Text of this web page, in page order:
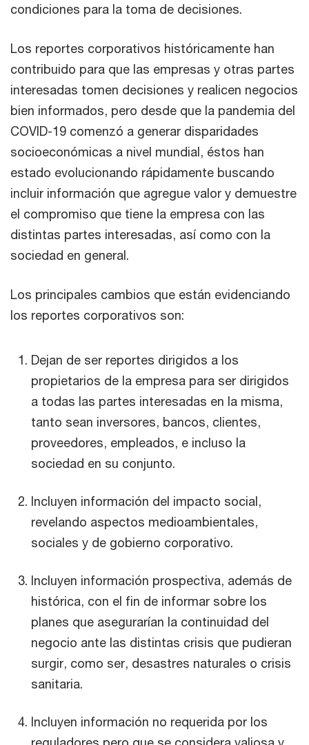
condiciones para la toma de decisiones.
Los reportes corporativos históricamente han
contribuido para que las empresas y otras partes
interesadas tomen decisiones y realicen negocios
bien informados, pero desde que la pandemia del
COVID-19 comenzó a generar disparidades
socioeconómicas a nivel mundial, éstos han
estado evolucionando rápidamente buscando
incluir información que agregue valor y demuestre
el compromiso que tiene la empresa con las
distintas partes interesadas, así como con la
sociedad en general.
Los principales cambios que están evidenciando
los reportes corporativos son:
Dejan de ser reportes dirigidos a los
propietarios de la empresa para ser dirigidos
a todas las partes interesadas en la misma,
tanto sean inversores, bancos, clientes,
proveedores, empleados, e incluso la
sociedad en su conjunto.
Incluyen información del impacto social,
revelando aspectos medioambientales,
sociales y de gobierno corporativo.
Incluyen información prospectiva, además de
histórica, con el fin de informar sobre los
planes que asegurarían la continuidad del
negocio ante las distintas crisis que pudieran
surgir, como ser, desastres naturales o crisis
sanitaria.
Incluyen información no requerida por los